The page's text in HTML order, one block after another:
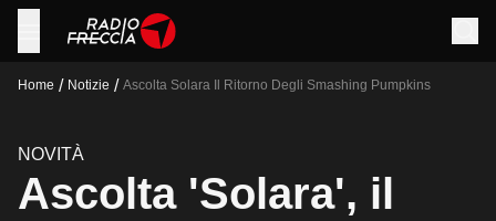
Home / Notizie / Ascolta Solara Il Ritorno Degli Smashing Pumpkins
NOVITÀ
Ascolta 'Solara', il